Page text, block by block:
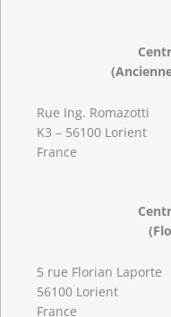
Rue Ing. Romazotti
K3 – 56100 Lorient
France
5 rue Florian Laporte
56100 Lorient
France